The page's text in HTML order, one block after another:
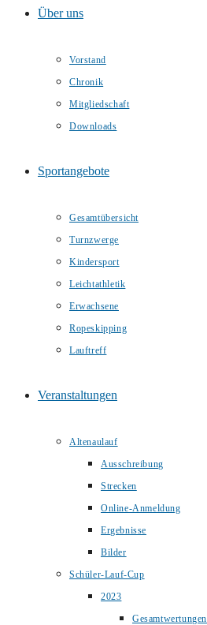
Über uns
Vorstand
Chronik
Mitgliedschaft
Downloads
Sportangebote
Gesamtübersicht
Turnzwerge
Kindersport
Leichtathletik
Erwachsene
Ropeskipping
Lauftreff
Veranstaltungen
Altenaulauf
Ausschreibung
Strecken
Online-Anmeldung
Ergebnisse
Bilder
Schüler-Lauf-Cup
2023
Gesamtwertungen